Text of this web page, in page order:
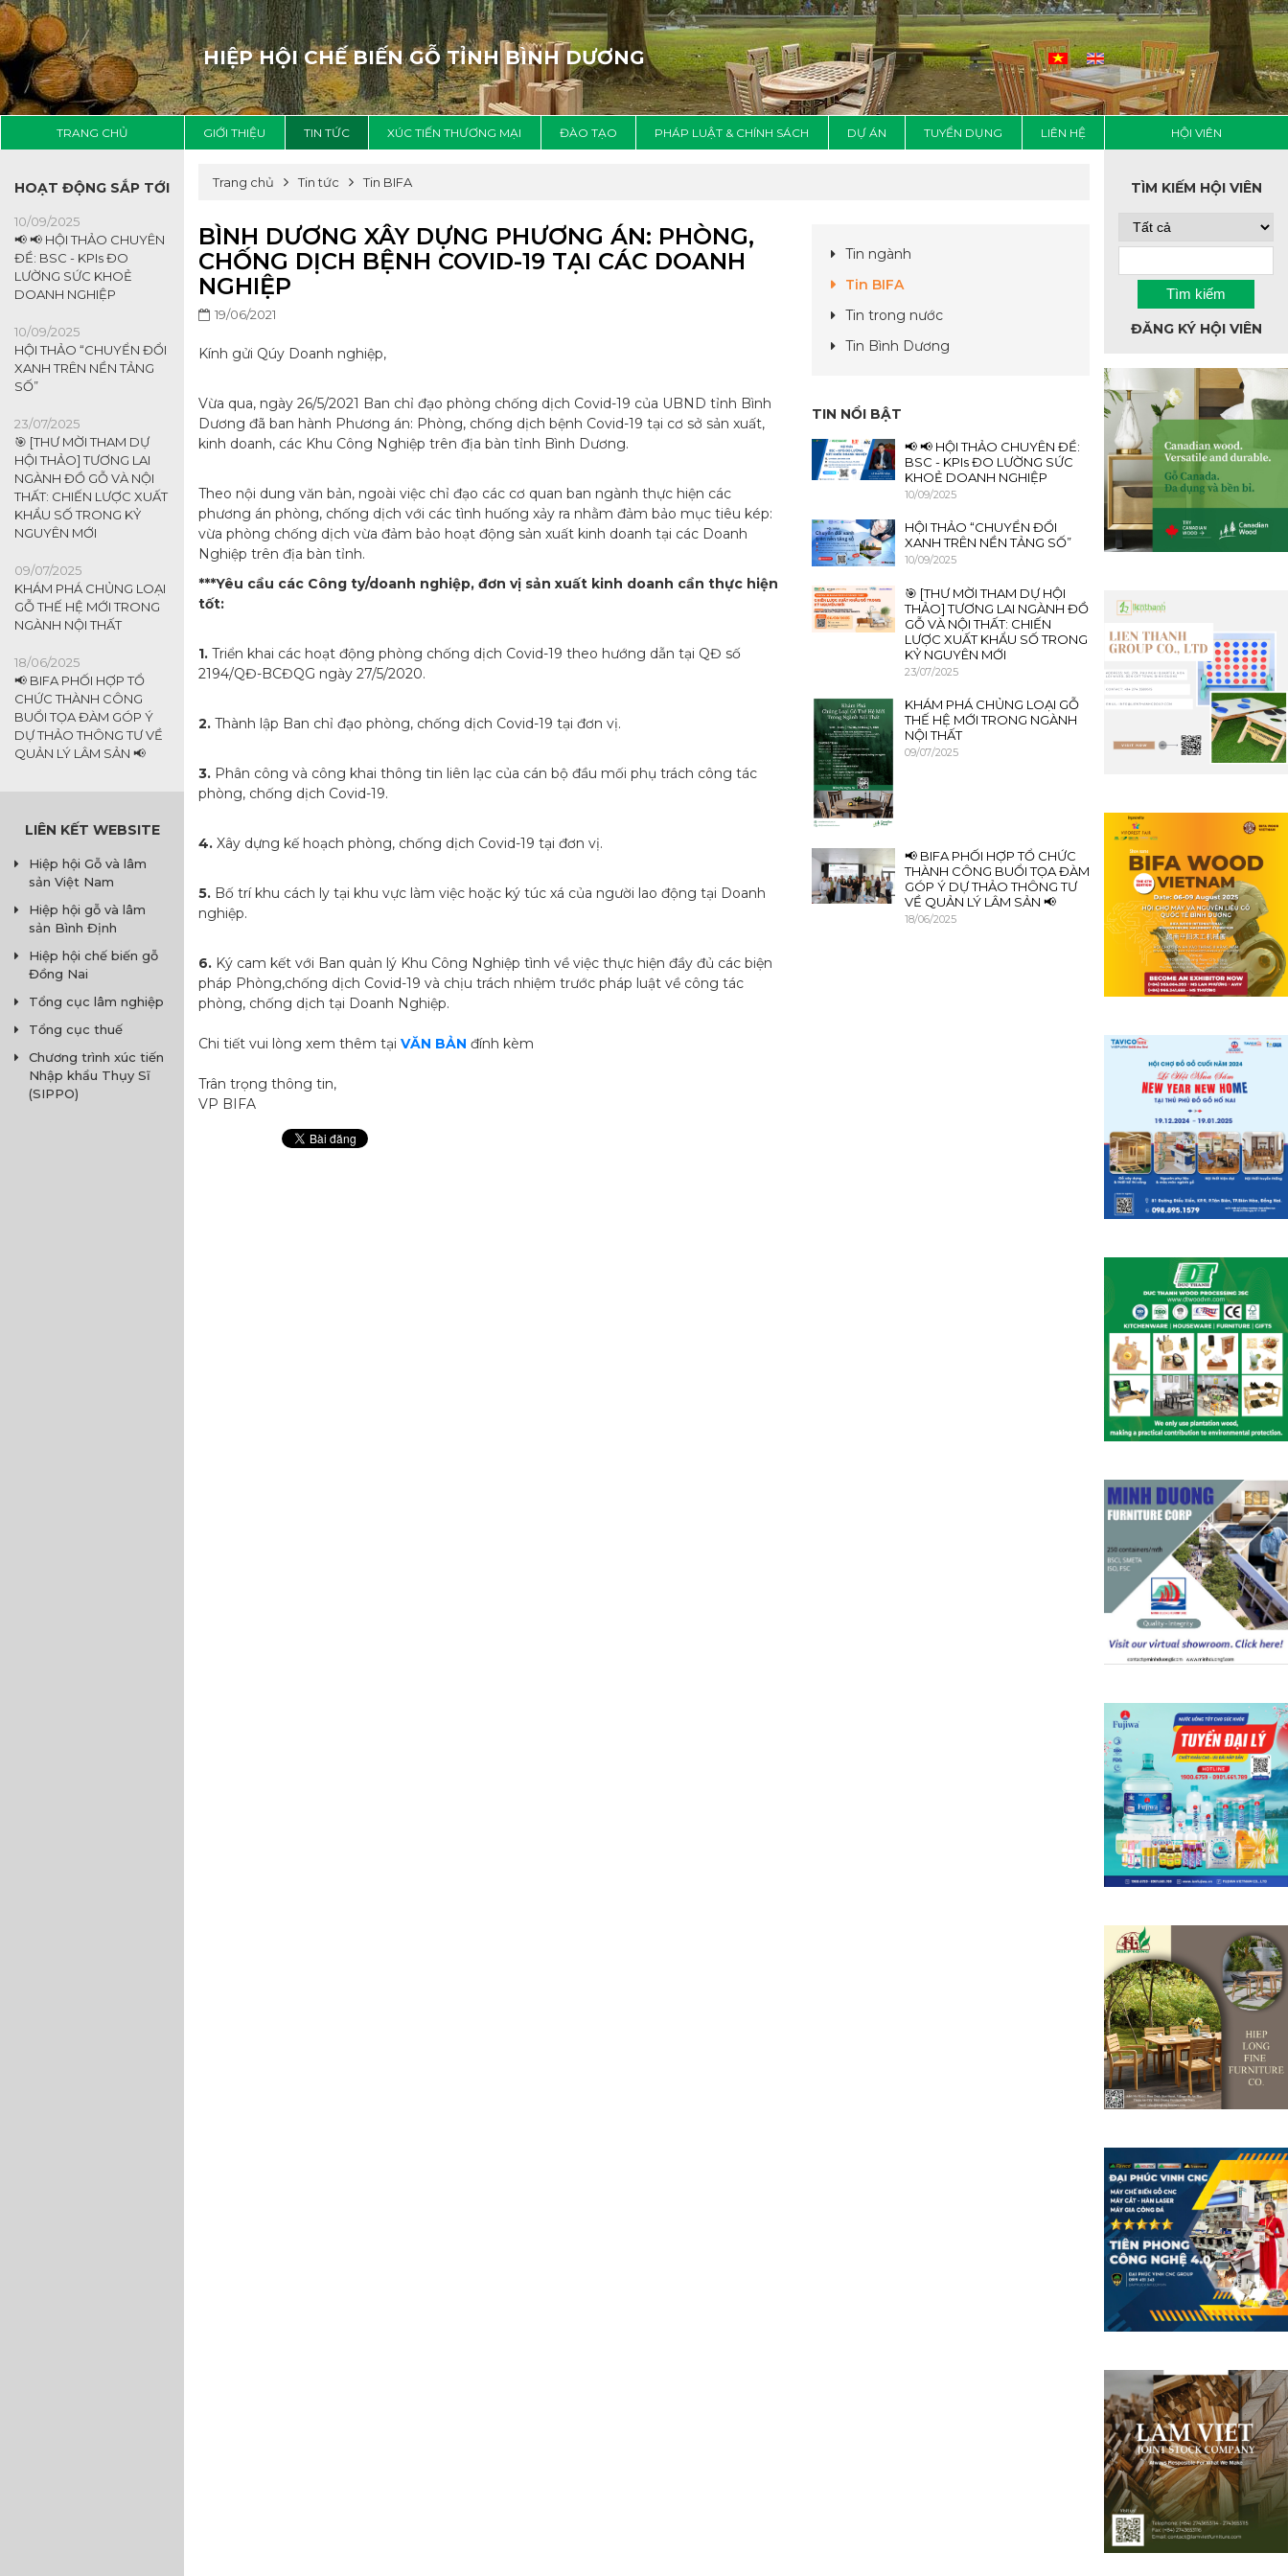
HIỆP HỘI CHẾ BIẾN GỖ TỈNH BÌNH DƯƠNG
TRANG CHỦ GIỚI THIỆU TIN TỨC XÚC TIẾN THƯƠNG MẠI ĐÀO TẠO PHÁP LUẬT & CHÍNH SÁCH DỰ ÁN TUYỂN DỤNG LIÊN HỆ HỘI VIÊN
HOẠT ĐỘNG SẮP TỚI
10/09/2025
📢 📢 HỘI THẢO CHUYÊN
ĐỀ: BSC - KPIs ĐO
LƯỜNG SỨC KHOẺ
DOANH NGHIỆP
10/09/2025
HỘI THẢO “CHUYỂN ĐỔI
XANH TRÊN NỀN TẢNG
SỐ”
23/07/2025
🎯 [THƯ MỜI THAM DỰ
HỘI THẢO] TƯƠNG LAI
NGÀNH ĐỒ GỖ VÀ NỘI
THẤT: CHIẾN LƯỢC XUẤT
KHẨU SỐ TRONG KỶ
NGUYÊN MỚI
09/07/2025
KHÁM PHÁ CHỦNG LOẠI
GỖ THẾ HỆ MỚI TRONG
NGÀNH NỘI THẤT
18/06/2025
📢 BIFA PHỐI HỢP TỔ
CHỨC THÀNH CÔNG
BUỔI TỌA ĐÀM GÓP Ý
DỰ THẢO THÔNG TƯ VỀ
QUẢN LÝ LÂM SẢN 📢
LIÊN KẾT WEBSITE
Hiệp hội Gỗ và lâm
sản Việt Nam
Hiệp hội gỗ và lâm
sản Bình Định
Hiệp hội chế biến gỗ
Đồng Nai
Tổng cục lâm nghiệp
Tổng cục thuế
Chương trình xúc tiến
Nhập khẩu Thụy Sĩ
(SIPPO)
Trang chủ Tin tức Tin BIFA
BÌNH DƯƠNG XÂY DỰNG PHƯƠNG ÁN: PHÒNG,
CHỐNG DỊCH BỆNH COVID-19 TẠI CÁC DOANH
NGHIỆP
19/06/2021
Kính gửi Qúy Doanh nghiệp,
Vừa qua, ngày 26/5/2021 Ban chỉ đạo phòng chống dịch Covid-19 của UBND tỉnh Bình
Dương đã ban hành Phương án: Phòng, chống dịch bệnh Covid-19 tại cơ sở sản xuất,
kinh doanh, các Khu Công Nghiệp trên địa bàn tỉnh Bình Dương.
Theo nội dung văn bản, ngoài việc chỉ đạo các cơ quan ban ngành thực hiện các
phương án phòng, chống dịch với các tình huống xảy ra nhằm đảm bảo mục tiêu kép:
vừa phòng chống dịch vừa đảm bảo hoạt động sản xuất kinh doanh tại các Doanh
Nghiệp trên địa bàn tỉnh.
***Yêu cầu các Công ty/doanh nghiệp, đơn vị sản xuất kinh doanh cần thực hiện
tốt:
1. Triển khai các hoạt động phòng chống dịch Covid-19 theo hướng dẫn tại QĐ số
2194/QĐ-BCĐQG ngày 27/5/2020.
2. Thành lập Ban chỉ đạo phòng, chống dịch Covid-19 tại đơn vị.
3. Phân công và công khai thông tin liên lạc của cán bộ đầu mối phụ trách công tác
phòng, chống dịch Covid-19.
4. Xây dựng kế hoạch phòng, chống dịch Covid-19 tại đơn vị.
5. Bố trí khu cách ly tại khu vực làm việc hoặc ký túc xá của người lao động tại Doanh
nghiệp.
6. Ký cam kết với Ban quản lý Khu Công Nghiệp tình về việc thực hiện đầy đủ các biện
pháp Phòng,chống dịch Covid-19 và chịu trách nhiệm trước pháp luật về công tác
phòng, chống dịch tại Doanh Nghiệp.
Chi tiết vui lòng xem thêm tại VĂN BẢN đính kèm
Trân trọng thông tin,
VP BIFA
Tin ngành
Tin BIFA
Tin trong nước
Tin Bình Dương
TIN NỔI BẬT
📢 📢 HỘI THẢO CHUYÊN ĐỀ:
BSC - KPIs ĐO LƯỜNG SỨC
KHOẺ DOANH NGHIỆP
10/09/2025
HỘI THẢO “CHUYỂN ĐỔI
XANH TRÊN NỀN TẢNG SỐ”
10/09/2025
🎯 [THƯ MỜI THAM DỰ HỘI
THẢO] TƯƠNG LAI NGÀNH ĐỒ
GỖ VÀ NỘI THẤT: CHIẾN
LƯỢC XUẤT KHẨU SỐ TRONG
KỶ NGUYÊN MỚI
23/07/2025
KHÁM PHÁ CHỦNG LOẠI GỖ
THẾ HỆ MỚI TRONG NGÀNH
NỘI THẤT
09/07/2025
📢 BIFA PHỐI HỢP TỔ CHỨC
THÀNH CÔNG BUỔI TỌA ĐÀM
GÓP Ý DỰ THẢO THÔNG TƯ
VỀ QUẢN LÝ LÂM SẢN 📢
18/06/2025
TÌM KIẾM HỘI VIÊN
ĐĂNG KÝ HỘI VIÊN